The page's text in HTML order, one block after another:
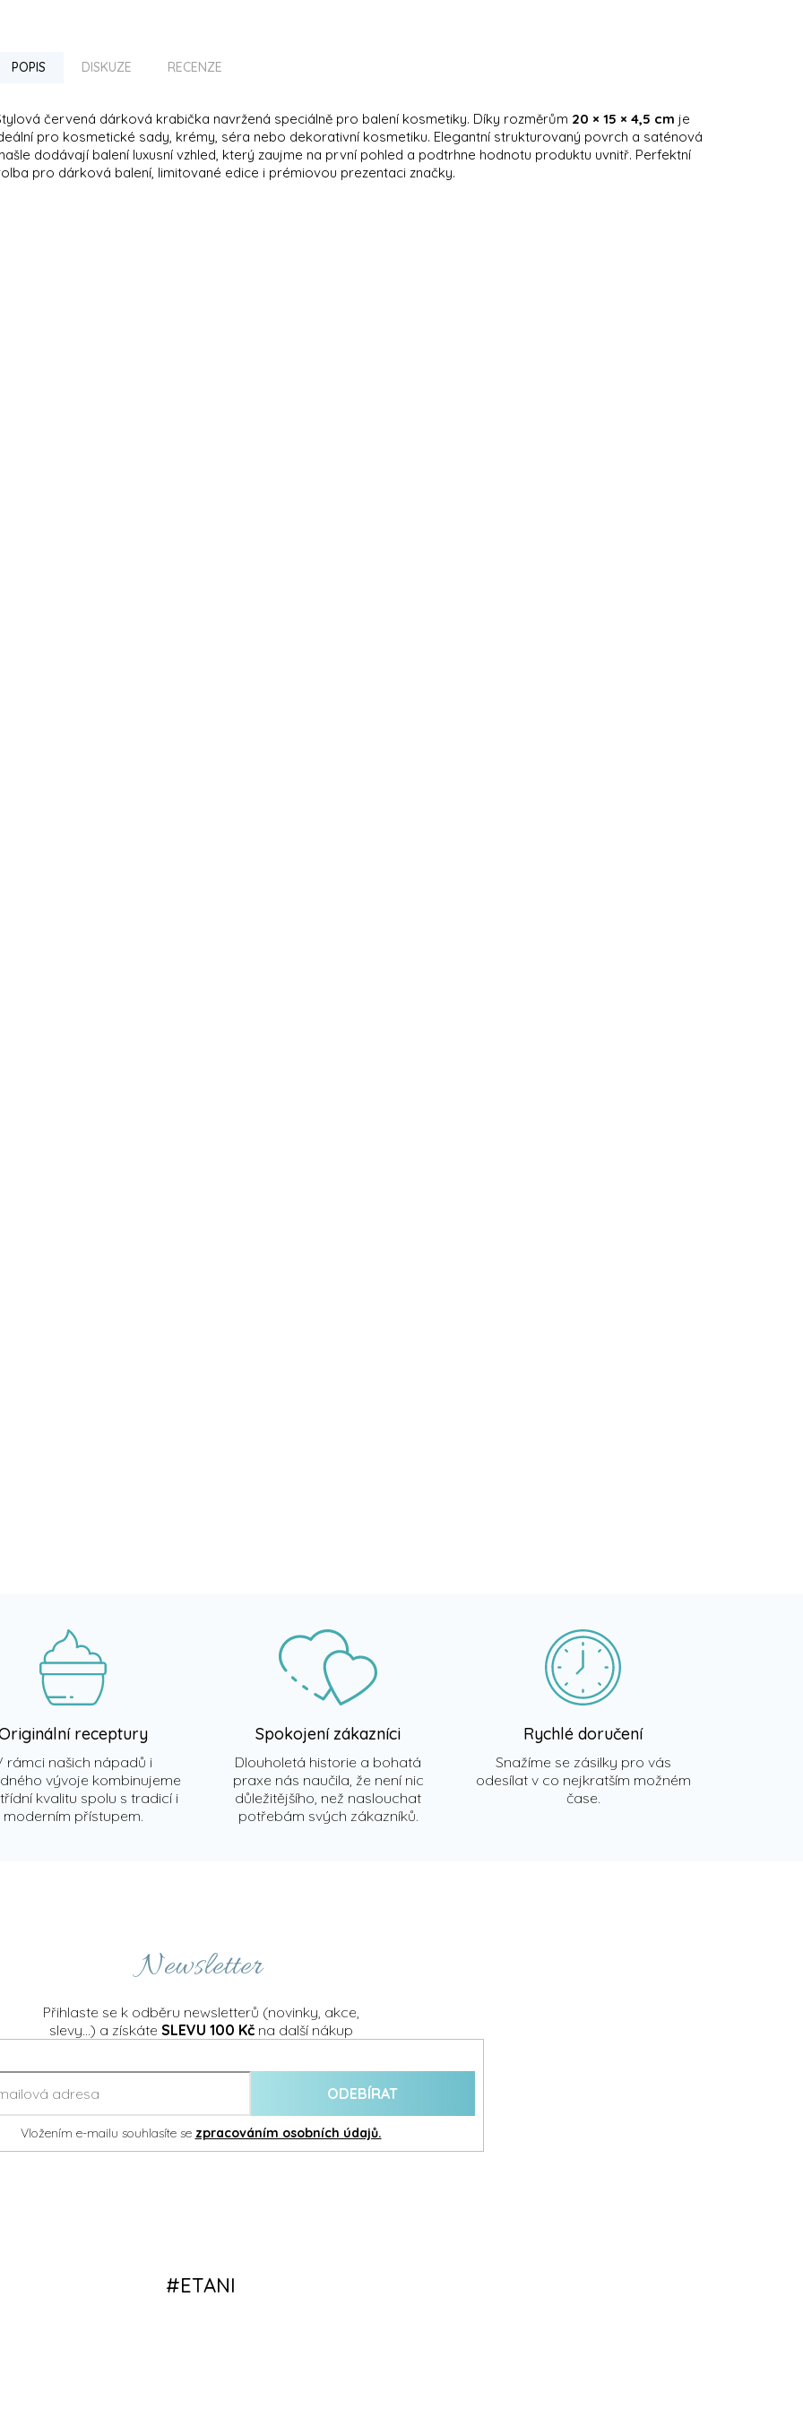
POPIS DISKUZE RECENZE
červená dárková krabička navržená speciálně pro balení kosmetiky. Díky rozměrům 20 × 15 × 4,5 cm je
pro kosmetické sady, krémy, séra nebo dekorativní kosmetiku. Elegantní strukturovaný povrch a saténová
dodávají balení luxusní vzhled, který zaujme na první pohled a podtrhne hodnotu produktu uvnitř. Perfektní
pro dárková balení, limitované edice i prémiovou prezentaci značky.
receptury
rámci našich nápadů i
vývoje kombinujeme
kvalitu spolu s tradicí i
moderním přístupem.
Spokojení zákazníci
Dlouholetá historie a bohatá
praxe nás naučila, že není nic
důležitějšího, než naslouchat
potřebám svých zákazníků.
Rychlé doručení
Snažíme se zásilky pro vás
odesílat v co nejkratším možném
čase.
Newsletter
Přihlaste se k odběru newsletterů (novinky, akce,
slevy...) a získáte SLEVU 100 Kčna další nákup
ODEBÍRAT
Vložením e-mailu souhlasíte se zpracováním osobních údajů.